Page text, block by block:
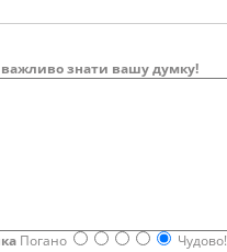
знати вашу думку!
Погано
Чудово!